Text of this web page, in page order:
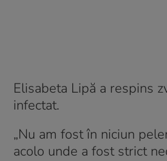
Elisabeta Lipă a respins
infectat.
„Nu am fost în niciun
acolo unde a fost strict